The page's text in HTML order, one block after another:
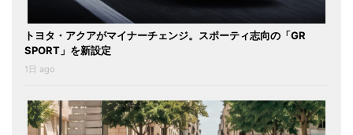
トヨタ・アクアがマイナーチェンジ。スポーティ志向の「GR
SPORT」を新設定
1日 ago